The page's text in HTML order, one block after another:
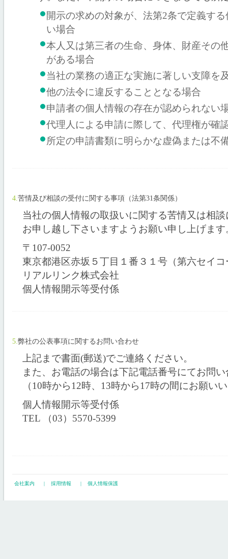
開示の求めの対象が、法第2条で定義す
い場合
本人又は第三者の生命、身体、財産その
がある場合
当社の業務の適正な実施に著しい支障を
他の法令に違反することとなる場合
申請者の個人情報の存在が認められない
代理人による申請に際して、代理権が確
所定の申請書類に明らかな虚偽または不
4.苦情及び相談の受付に関する事項（法第31条関係）
当社の個人情報の取扱いに関する苦情又は相
お申し越し下さいますようお願い申し上げます
〒107-0052
東京都港区赤坂５丁目１番３１号（第六セイ
リアルリンク株式会社
個人情報開示等受付係
5.弊社の公表事項に関するお問い合わせ
上記まで書面(郵送)でご連絡ください。
また、お電話の場合は下記電話番号にてお問
（10時から12時、13時から17時の間にお願い
個人情報開示等受付係
TEL （03）5570-5399
会社案内 | 採用情報 | 個人情報保護